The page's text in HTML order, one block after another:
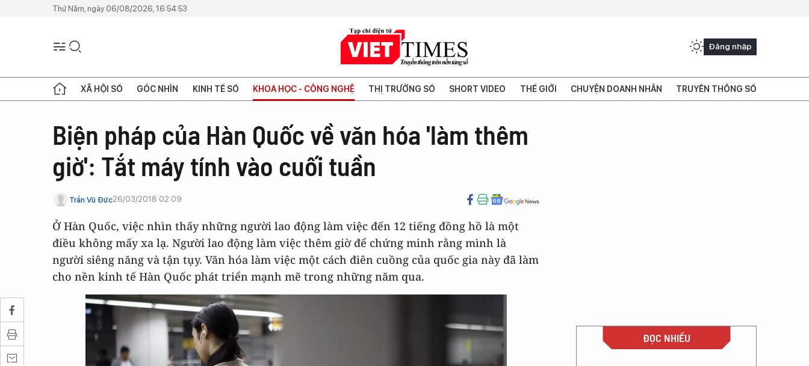
Thứ Năm, ngày 06/08/2026, 16:54:53
Đăng nhập
XÃ HỘI SỐ GÓC NHÌN KINH TẾ SỐ KHOA HỌC - CÔNG NGHỆ THỊ TRƯỜNG SỐ SHORT VIDEO THẾ GIỚI CHUYỆN DOANH NHÂN TRUYỀN THÔNG SỐ
Biện pháp của Hàn Quốc về văn hóa 'làm thêm
giờ': Tắt máy tính vào cuối tuần
Trần Vũ Đức26/03/2018 02:09
Ở Hàn Quốc, việc nhìn thấy những người lao động làm việc đến 12 tiếng đồng hồ là một
điều không mấy xa lạ. Người lao động làm việc thêm giờ để chứng minh rằng mình là
người siêng năng và tận tụy. Văn hóa làm việc một cách điên cuồng của quốc gia này đã làm
cho nền kinh tế Hàn Quốc phát triển mạnh mẽ trong những năm qua.
ĐỌC NHIỀU